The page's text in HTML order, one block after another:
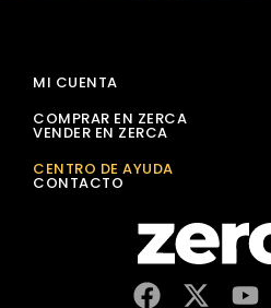
MI CUENTA
COMPRAR EN ZERCA
VENDER EN ZERCA
CENTRO DE AYUDA
CONTACTO